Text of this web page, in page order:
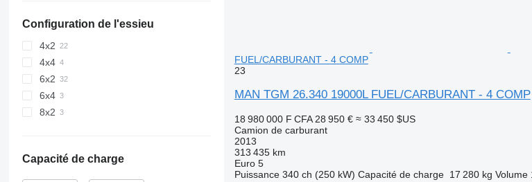
Configuration de l'essieu
4x2
4x4
6x2
6x4
8x2
Capacité de charge
FUEL/CARBURANT - 4 COMP
23
MAN TGM 26.340 19000L FUEL/CARBURANT - 4 COMP
18 980 000 F CFA 28 950 € ≈ 33 450 $US
Camion de carburant
2013
313 435 km
Euro 5
Puissance 340 ch (250 kW) Capacité de charge 17 280 kg Volume